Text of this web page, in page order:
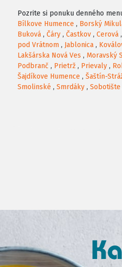
Pozrite si ponuku denného
Bílkove Humence , Borský
Buková , Čáry , Častkov , Cerová ,
pod Vrátnom , Jablonica ,
Lakšárska Nová Ves , Moravský
Podbranč , Prietrž , Prievaly ,
Šajdíkove Humence , Šaštín-
Smolinské , Smrdáky , Sobotište